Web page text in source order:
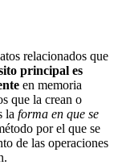
relacionados que
principal es
en memoria
que la crean o
la forma en que se
por el que se
de las operaciones